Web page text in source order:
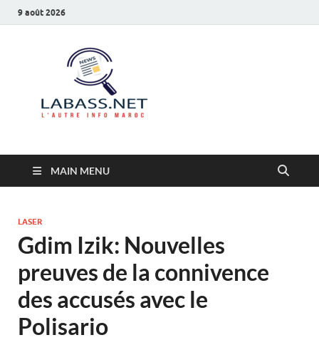
9 août 2026
MAIN MENU
LASER
Gdim Izik: Nouvelles
preuves de la connivence
des accusés avec le
Polisario